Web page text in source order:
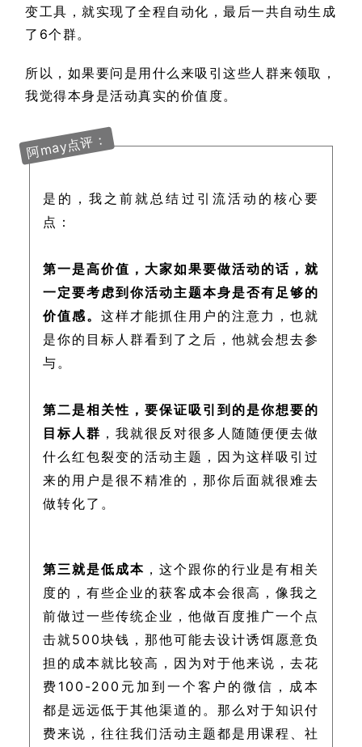
变工具，就实现了全程自动化，最后一共自动生成
了6个群。
所以，如果要问是用什么来吸引这些人群来领取，
我觉得本身是活动真实的价值度。
阿may点评：
是的，我之前就总结过引流活动的核心要
点：
第一是高价值，大家如果要做活动的话，就
一定要考虑到你活动主题本身是否有足够的
价值感。 这样才能抓住用户的注意力，也就
是你的目标人群看到了之后，他就会想去参
与。
第二是相关性，要保证吸引到的是你想要的
目标人群 ，我就很反对很多人随随便便去做
什么红包裂变的活动主题，因为这样吸引过
来的用户是很不精准的，那你后面就很难去
做转化了。
第三就是低成本 ，这个跟你的行业是有相关
度的，有些企业的获客成本会很高，像我之
前做过一些传统企业，他做百度推广一个点
击就500块钱，那他可能去设计诱饵愿意负
担的成本就比较高，因为对于他来说，去花
费100-200元加到一个客户的微信，成本
都是远远低于其他渠道的。那么对于知识付
费来说，往往我们活动主题都是用课程、社